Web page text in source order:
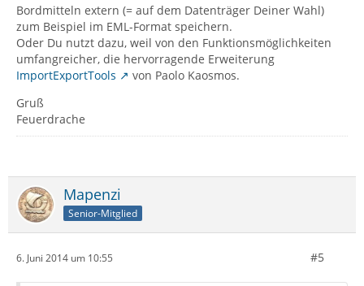
Bordmitteln extern (= auf dem Datenträger Deiner Wahl)
zum Beispiel im EML-Format speichern.
Oder Du nutzt dazu, weil von den Funktionsmöglichkeiten
umfangreicher, die hervorragende Erweiterung
ImportExportTools
von Paolo Kaosmos.
Gruß
Feuerdrache
Mapenzi
Senior-Mitglied
6. Juni 2014 um 10:55 #5